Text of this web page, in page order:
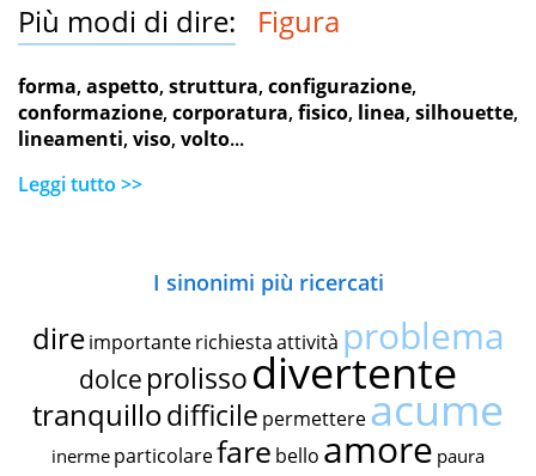
Più modi di dire: Figura
forma,aspetto,struttura,configurazione,
conformazione,corporatura,fisico, linea,silhouette,
lineamenti,viso,volto...
Leggi tutto >>
I sinonimi più ricercati
dire importante richiestaattività problema
dolce prolissodivertente
tranquillodifficile permettereacume
inerme particolarefare bello amore paura